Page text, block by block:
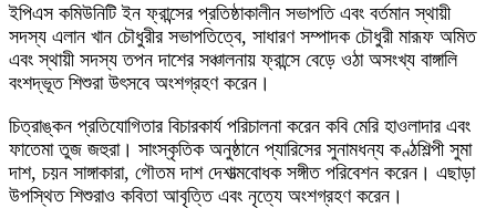
ইপিএস কমিউনিটি ইন ফ্রান্সের প্রতিষ্ঠাকালীন সভাপতি এবং বর্তমান স্থায়ী
সদস্য এলান খান চৌধুরীর সভাপতিত্বে, সাধারণ সম্পাদক চৌধুরী মারূফ অমিত
এবং স্থায়ী সদস্য তপন দাশের সঞ্চালনায় ফ্রান্সে বেড়ে ওঠা অসংখ্য বাঙ্গালি
বংশদ্ভূত শিশুরা উৎসবে অংশগ্রহণ করেন।
চিত্রাঙ্কন প্রতিযোগিতার বিচারকার্য পরিচালনা করেন কবি মেরি হাওলাদার এবং
ফাতেমা তুজ জহুরা। সাংস্কৃতিক অনুষ্ঠানে প্যারিসের সুনামধন্য কণ্ঠশিল্পী সুমা
দাশ, চয়ন সাঙ্গাকারা, গৌতম দাশ দেশাত্মবোধক সঙ্গীত পরিবেশন করেন। এছাড়া
উপস্থিত শিশুরাও কবিতা আবৃত্তি এবং নৃত্যে অংশগ্রহণ করেন।